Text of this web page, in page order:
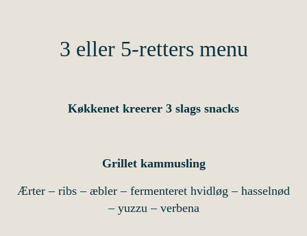
3 eller 5-retters menu
Køkkenet kreerer 3 slags snacks
Grillet kammusling
Ærter – ribs – æbler – fermenteret hvidløg – hasselnød
– yuzzu – verbena